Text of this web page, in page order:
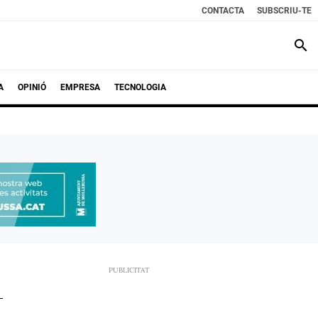
CONTACTA SUBSCRIU-TE
search
OPINIÓ EMPRESA TECNOLOGIA